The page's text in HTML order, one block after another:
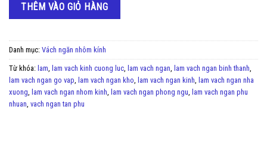
THÊM VÀO GIỎ HÀNG
Danh mục: Vách ngăn nhôm kính
Từ khóa: lam, lam vach kinh cuong luc, lam vach ngan, lam vach ngan binh thanh,
lam vach ngan go vap, lam vach ngan kho, lam vach ngan kinh, lam vach ngan nha
xuong, lam vach ngan nhom kinh, lam vach ngan phong ngu, lam vach ngan phu
nhuan, vach ngan tan phu